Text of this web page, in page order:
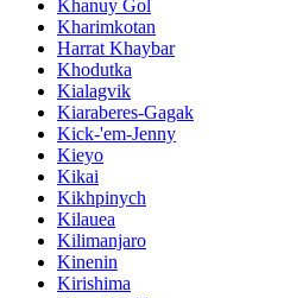
Khanuy Gol
Kharimkotan
Harrat Khaybar
Khodutka
Kialagvik
Kiaraberes-Gagak
Kick-'em-Jenny
Kieyo
Kikai
Kikhpinych
Kilauea
Kilimanjaro
Kinenin
Kirishima